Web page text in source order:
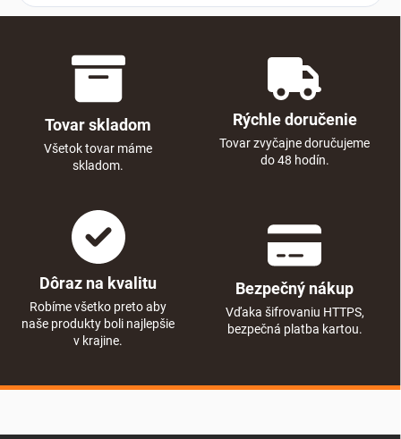
Tovar skladom
Všetok tovar máme
skladom.
Rýchle doručenie
Tovar zvyčajne doručujeme
do 48 hodín.
Dôraz na kvalitu
Robíme všetko preto aby
naše produkty boli najlepšie
v krajine.
Bezpečný nákup
Vďaka šifrovaniu HTTPS,
bezpečná platba kartou.